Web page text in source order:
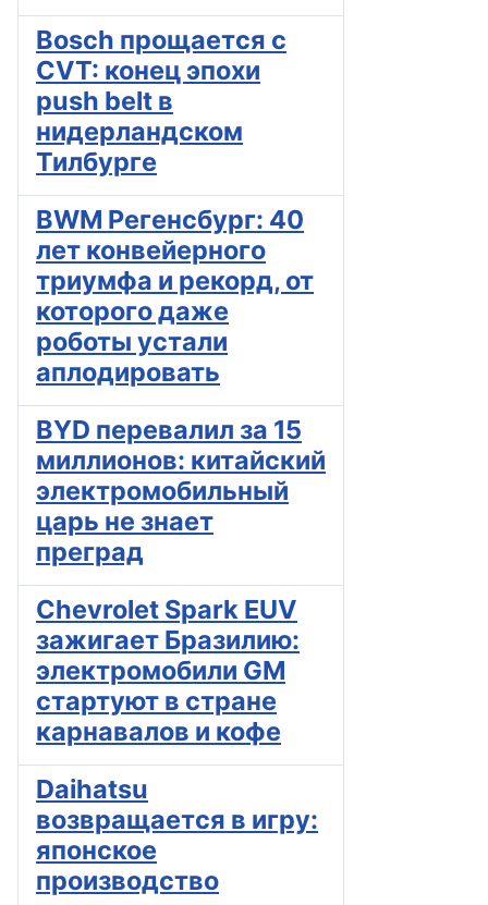
Bosch прощается с
CVT: конец эпохи
push belt в
нидерландском
Тилбурге
BWM Регенсбург: 40
лет конвейерного
триумфа и рекорд, от
которого даже
роботы устали
аплодировать
BYD перевалил за 15
миллионов: китайский
электромобильный
царь не знает
преград
Chevrolet Spark EUV
зажигает Бразилию:
электромобили GM
стартуют в стране
карнавалов и кофе
Daihatsu
возвращается в игру:
японское
производство